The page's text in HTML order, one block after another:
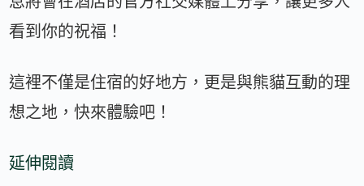
看到你的祝福！
這裡不僅是住宿的好地方，更是與熊貓互動的理
想之地，快來體驗吧！
延伸閱讀